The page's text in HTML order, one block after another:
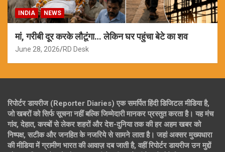
INDIA NEWS
मां, गरीबी दूर करके लौटूंगा… लेकिन घर पहुंचा बेटे का शव
June 28, 2026 RD Desk
रिपोर्टर डायरीज (Reporter Diaries) एक समर्पित हिंदी डिजिटल मीडिया है,
जो खबरों को सिर्फ सूचना नहीं बल्कि जिम्मेदारी मानकर प्रस्तुत करता है। यह मंच
गांव, देहात, कस्बों से लेकर शहरों और देश-दुनिया तक की हर अहम खबर को
निष्पक्ष, सटीक और जनहित के नजरिये से सामने लाता है। जहां अक्सर मुख्यधारा
की मीडिया में ग्रामीण भारत की आवाज़ दब जाती है, वहीं रिपोर्टर डायरीज उन मुद्दों